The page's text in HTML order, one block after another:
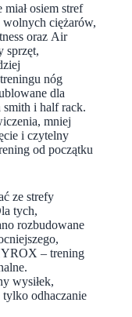
osiem stref
ciężarów,
oraz Air
sprzęt,
nóg
dla
smith i half rack.
mniej
i czytelny
od początku
ze strefy
tych,
rozbudowane
– trening
wysiłek,
tylko odhaczanie